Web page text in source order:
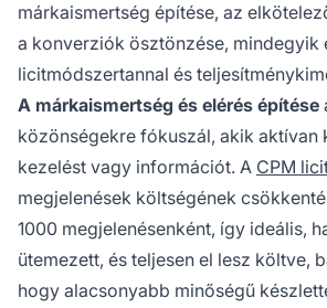
márkaismertség építése, az
a konverziók ösztönzése, mindegyik
licitmódszertannal és
A márkaismertség és elérés építése
közönségekre fókuszál, akik aktívan
kezelést vagy információt. A CPM
megjelenések költségének
1000 megjelenésenként, így ideális,
ütemezett, és teljesen el lesz költve,
hogy alacsonyabb minőségű